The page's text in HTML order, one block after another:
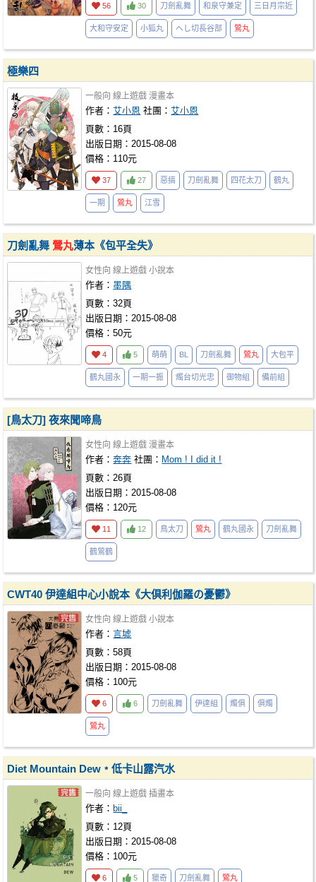
56 30 刀劍亂舞 和泉守兼定 三日月宗近
大和守安定 小狐丸 へし切長谷部 鶯丸
極樂四
一般向 線上遊戲 漫畫本
作者：艾小恩 社團：艾小恩
頁數：16頁
出版日期：2015-08-08
價格：110元
37 27 惡搞 刀劍亂舞 四花太刀 鶴丸
一期 鶯丸 江雪
刀劍亂舞 鶯丸薄本《包平全失》
女性向 線上遊戲 小說本
作者：墨隅
頁數：32頁
出版日期：2015-08-08
價格：50元
4 5 萌萌 BL 刀劍亂舞 鶯丸 大包平
鶴丸國永 一期一振 燭台切光忠 御物組 備前組
[鳥太刀] 夜來聞啼鳥
女性向 線上遊戲 漫畫本
作者：奔奔 社團： Mom ! I did it !
頁數：26頁
出版日期：2015-08-08
價格：120元
11 12 鳥太刀 鶯丸 鶴丸國永 刀劍亂舞
鶴鶯鶴
CWT40 伊達組中心小說本《大倶利伽羅の憂鬱》
女性向 線上遊戲 小說本
作者：言墟
頁數：58頁
出版日期：2015-08-08
價格：100元
6 6 刀劍亂舞 伊達組 燭俱 俱燭
鶯丸
Diet Mountain Dew﹡低卡山露汽水
一般向 線上遊戲 插畫本
作者： bii_
頁數：12頁
出版日期：2015-08-08
價格：100元
6 5 獵奇 刀劍亂舞 鶯丸